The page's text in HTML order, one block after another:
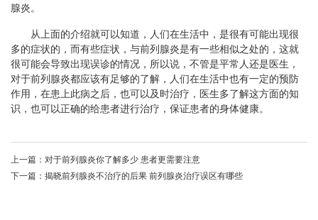
腺炎。
从上面的介绍就可以知道，人们在生活中，是很有可能出现很
多的症状的，而有些症状，与前列腺炎是有一些相似之处的，这就
很可能会导致出现误诊的情况，所以说，不管是平常人还是医生，
对于前列腺炎都应该有足够的了解，人们在生活中也有一定的预防
作用，在患上此病之后，也可以及时治疗，医生多了解这方面的知
识，也可以正确的给患者进行治疗，保证患者的身体健康。
上一篇： 对于前列腺炎你了解多少 患者更需要注意
下一篇： 揭晓前列腺炎不治疗的后果 前列腺炎治疗误区有哪些